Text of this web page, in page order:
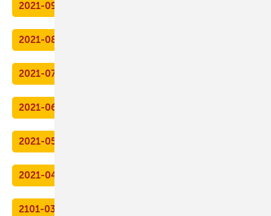
2021-09
2021-08
2021-07
2021-06
2021-05
2021-04
2101-03